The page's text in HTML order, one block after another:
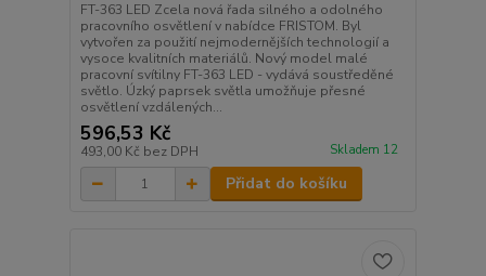
FT-363 LED Zcela nová řada silného a odolného
pracovního osvětlení v nabídce FRISTOM. Byl
vytvořen za použití nejmodernějších technologií a
vysoce kvalitních materiálů. Nový model malé
pracovní svítilny FT-363 LED - vydává soustředěné
světlo. Úzký paprsek světla umožňuje přesné
osvětlení vzdálených...
596,53 Kč
493,00 Kč bez DPH Skladem 12
Přidat do košíku